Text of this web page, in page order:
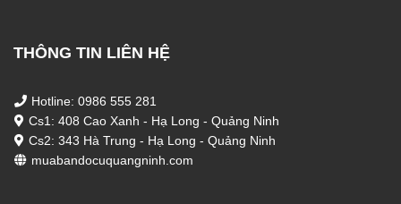
THÔNG TIN LIÊN HỆ
Hotline: 0986 555 281
Cs1: 408 Cao Xanh - Hạ Long - Quảng Ninh
Cs2: 343 Hà Trung - Hạ Long - Quảng Ninh
muabandocuquangninh.com